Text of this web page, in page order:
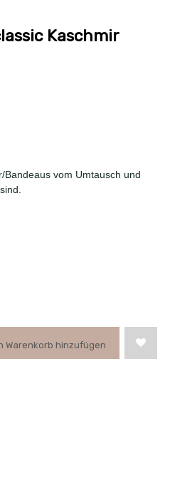
Kaschmir
Bandeaus vom Umtausch und
Warenkorb hinzufügen